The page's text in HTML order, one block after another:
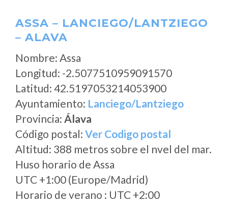
ASSA – LANCIEGO/LANTZIEGO
– ALAVA
Nombre: Assa
Longitud: -2.5077510959091570
Latitud: 42.5197053214053900
Ayuntamiento: Lanciego/Lantziego
Provincia: Álava
Código postal: Ver Codigo postal
Altitud: 388 metros sobre el nvel del mar.
Huso horario de Assa
UTC +1:00 (Europe/Madrid)
Horario de verano : UTC +2:00